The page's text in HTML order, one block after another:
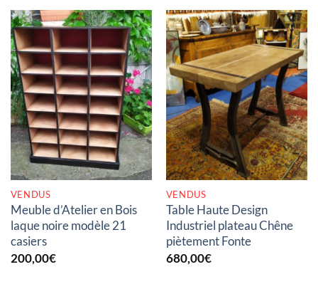
RUPTURE DE STOCK
VENDUS
Meuble d’Atelier en Bois
laque noire modèle 21
casiers
200,00€
RUPTURE DE STOCK
VENDUS
Table Haute Design
Industriel plateau Chêne
piètement Fonte
680,00€